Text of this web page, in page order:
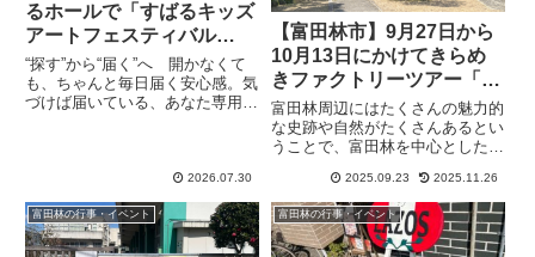
るホールで「すばるキッズ
アートフェスティバル
2026」があります
“探す”から“届く”へ 開かなくて
も、ちゃんと毎日届く安心感。気
づけば届いている、あなた専用の
われます。ホール全体を使ったイ
ベ...
2026.07.30
【富田林市】9月27日から
10月13日にかけてきらめ
きファクトリーツアー「た
び旅とんだばやし」がが行
われます（オリジナル）
富田林周辺にはたくさんの魅力的
な史跡や自然がたくさんあるとい
うことで、富田林を中心とした南
ではの習慣や歴史、文化を体感で
きるツアー平成時代から定期的に
企画・実施している「たび旅とん
だばやし」33回目は寺内町と商...
2025.09.23 2025.11.26
富田林の行事・イベント 富田林の行事・イベント